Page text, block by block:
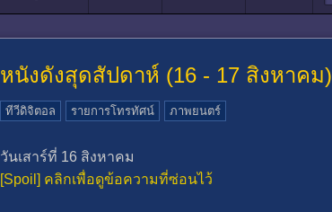
หนังดังสุดสัปดาห์ (16 - 17 สิงหาคม)
ทีวีดิจิตอล รายการโทรทัศน์ ภาพยนตร์
วันเสาร์ที่ 16 สิงหาคม
[Spoil] คลิกเพื่อดูข้อความที่ซ่อนไว้